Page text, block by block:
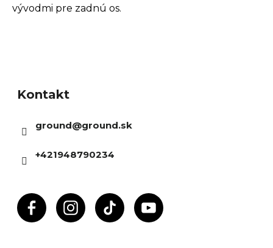
vývodmi pre zadnú os.
Kontakt
ground@ground.sk
+421948790234